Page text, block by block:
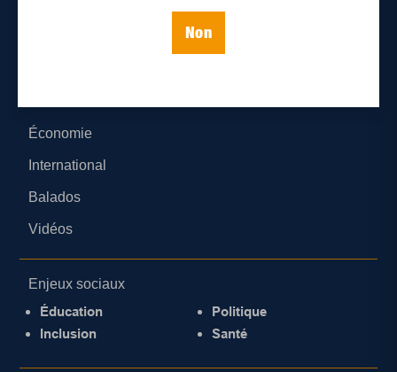
Non
Économie
International
Balados
Vidéos
Enjeux sociaux
Éducation
Inclusion
Politique
Santé